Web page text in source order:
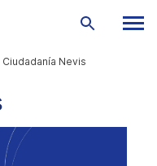
Ciudadanía Nevis